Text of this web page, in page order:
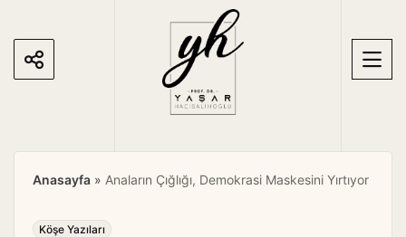
Anasayfa » Anaların Çığlığı, Demokrasi Maskesini Yırtıyor
Köşe Yazıları